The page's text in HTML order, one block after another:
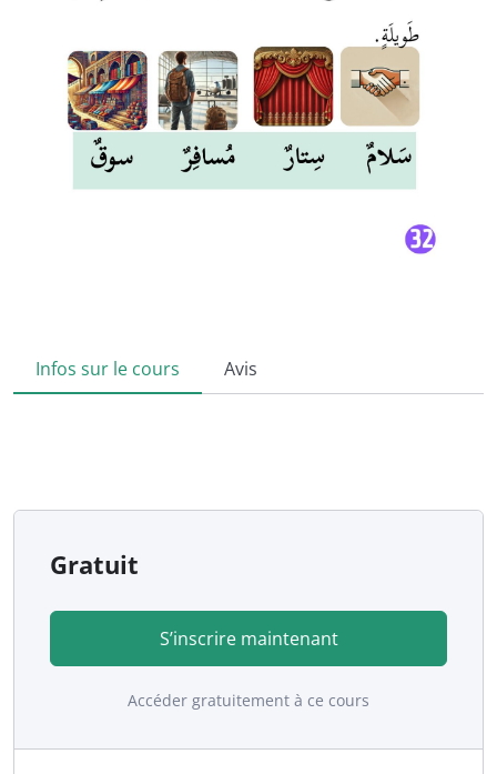
Infos sur le cours Avis
Gratuit
S’inscrire maintenant
Accéder gratuitement à ce cours